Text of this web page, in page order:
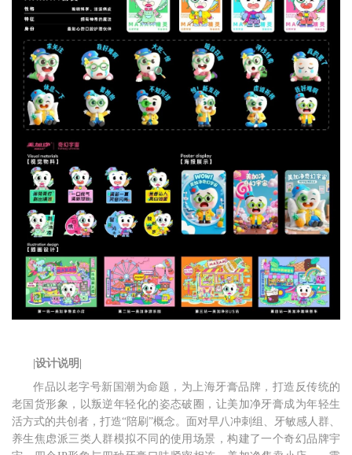
|设计说明|
作品以老字号新国潮为命题，为上海牙膏品牌，打造反传统的
老国货形象，以叛逆年轻化的姿态破圈，让美加净牙膏成为年轻生
活方式的共创者，打造“陪刷”概念。面对早八冲刺组、牙敏感人群、
养生焦虑派三类人群模拟不同的使用场景，构建了一个奇幻品牌宇